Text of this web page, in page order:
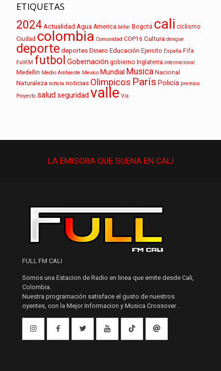
ETIQUETAS
2024 Actualidad Agua America billar Bogotá cali ciclismo
Ciudad colombia Comunidad COP16 Cultura dengue
deporte deportes Dinero Educación Ejercito España Fifa
FullFM futbol Gobernación gobierno Inglaterra internacional
Medellin Medio Ambiente Mexico Mundial Musica Nacional
Naturaleza noticia noticias Olimpicos París Policía premios
Proyecto salud seguridadvalle Vía
LA EMISORA QUESUENAEN CALI
FULL FM CALI
Somos una Estacion de Radio en linea que emite desde Cali,
Colombia.
Nuestra programación satisface el gusto de nuestros
oyentes, con la Mejor Informacion y Musica Crossover .